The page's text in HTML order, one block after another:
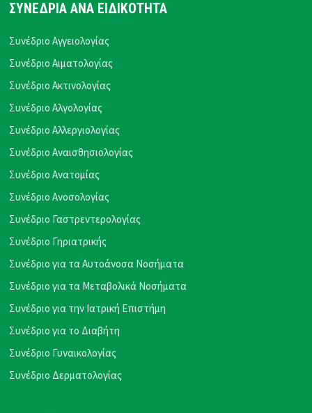
ΣΥΝΕΔΡΙΑ ΑΝΑ ΕΙΔΙΚΟΤΗΤΑ
Συνέδριο Αγγειολογίας
Συνέδριο Αιματολογίας
Συνέδριο Ακτινολογίας
Συνέδριο Αλγολογίας
Συνέδριο Αλλεργιολογίας
Συνέδριο Αναισθησιολογίας
Συνέδριο Ανατομίας
Συνέδριο Ανοσολογίας
Συνέδριο Γαστρεντερολογίας
Συνέδριο Γηριατρικής
Συνέδριο για τα Αυτοάνοσα Νοσήματα
Συνέδριο για τα Μεταβολικά Νοσήματα
Συνέδριο για την Ιατρική Επιστήμη
Συνέδριο για το Διαβήτη
Συνέδριο Γυναικολογίας
Συνέδριο Δερματολογίας